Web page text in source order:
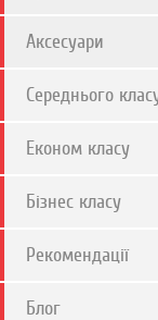
Аксесуари
Середнього
Економ класу
Бізнес класу
Рекомендації
Блог